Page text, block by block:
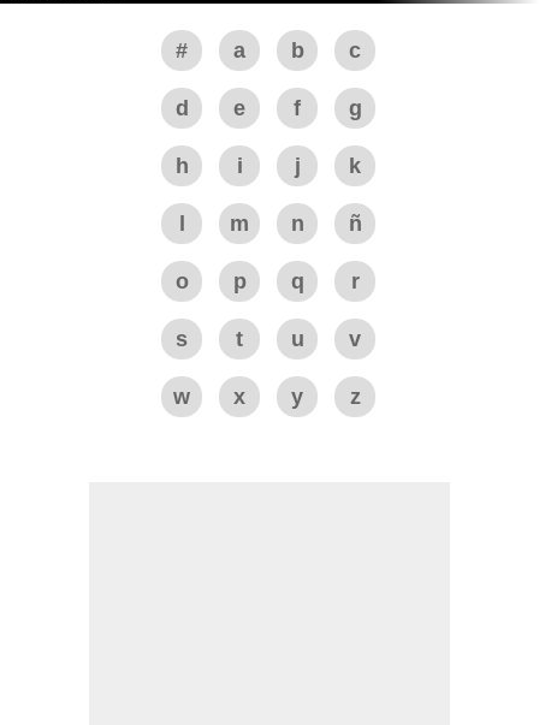
# a b c
d e f g
h i j k
m n ñ
o p q r
s t u v
w x y z